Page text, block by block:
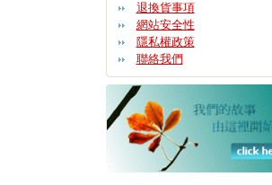
退換貨事項
網站安全性
隱私權政策
聯絡我們